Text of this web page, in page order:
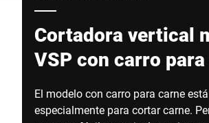
Cortadora vertical
VSP con carro
El modelo con carro para carne
especialmente para cortar carne.